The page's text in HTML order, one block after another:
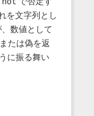
を文字列とし
数値として
たは偽を返
に振る舞い